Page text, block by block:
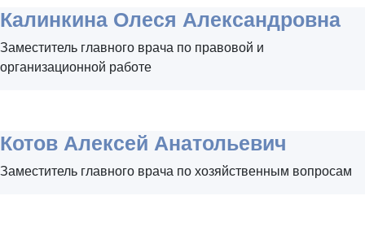
Калинкина Олеся Александровна
Заместитель главного врача по правовой и
организационной работе
Котов Алексей Анатольевич
Заместитель главного врача по хозяйственным вопросам